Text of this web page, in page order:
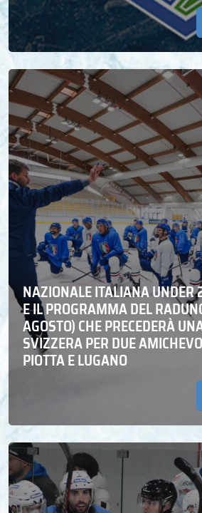
NAZIONALE ITALIANA UNDER
E IL PROGRAMMA DEL
AGOSTO) CHE PRECEDERÀ
SVIZZERA PER DUE
PIOTTA E LUGANO